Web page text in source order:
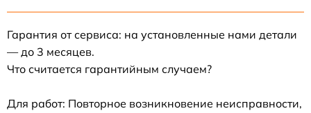
Гарантия от сервиса: на установленные нами детали
— до 3 месяцев.
Что считается гарантийным случаем?
Для работ: Повторное возникновение неисправности,